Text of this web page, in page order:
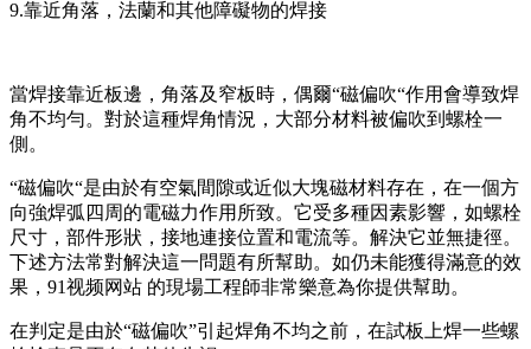
9.靠近角落，法蘭和其他障礙物的焊接
當焊接靠近板邊，角落及窄板時，偶爾“磁偏吹“作用會導致焊
角不均勻。對於這種焊角情況，大部分材料被偏吹到螺栓一
側。
“磁偏吹“是由於有空氣間隙或近似大塊磁材料存在，在一個方
向強焊弧四周的電磁力作用所致。它受多種因素影響，如螺栓
尺寸，部件形狀，接地連接位置和電流等。解決它並無捷徑。
下述方法常對解決這一問題有所幫助。如仍未能獲得滿意的效
果，91视频网站 的現場工程師非常樂意為你提供幫助。
在判定是由於“磁偏吹”引起焊角不均之前，在試板上焊一些螺